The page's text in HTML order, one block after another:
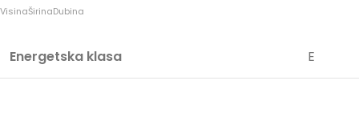
VisinaŠirinaDubina
Energetska klasa E